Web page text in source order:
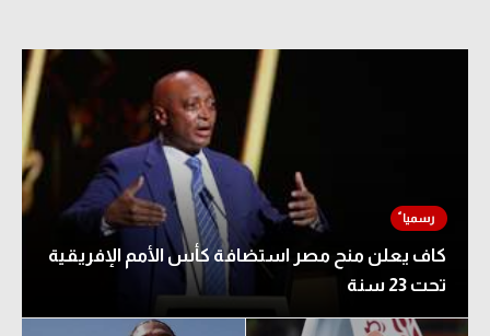
كاف يعلن منح مصر استضافة كأس الأمم الإفريقية
تحت 23 سنة